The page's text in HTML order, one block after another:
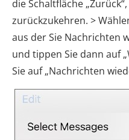
die Schaltfläche
zurückzukehren. >
aus der Sie Nachrichten
und tippen Sie dann auf
Sie auf „Nachrichten